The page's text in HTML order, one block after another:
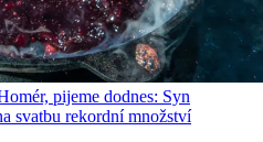
pijeme dodnes: Syn
svatbu rekordní množství